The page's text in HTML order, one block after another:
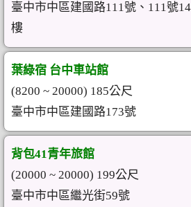
臺中市中區建國路111號、111號
樓
葉綠宿 台中車站館
(8200 ~ 20000) 185公尺
臺中市中區建國路173號
背包41青年旅館
(20000 ~ 20000) 199公尺
臺中市中區繼光街59號